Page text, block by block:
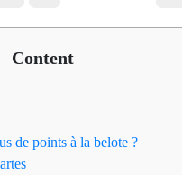
Content
de points à la belote ?